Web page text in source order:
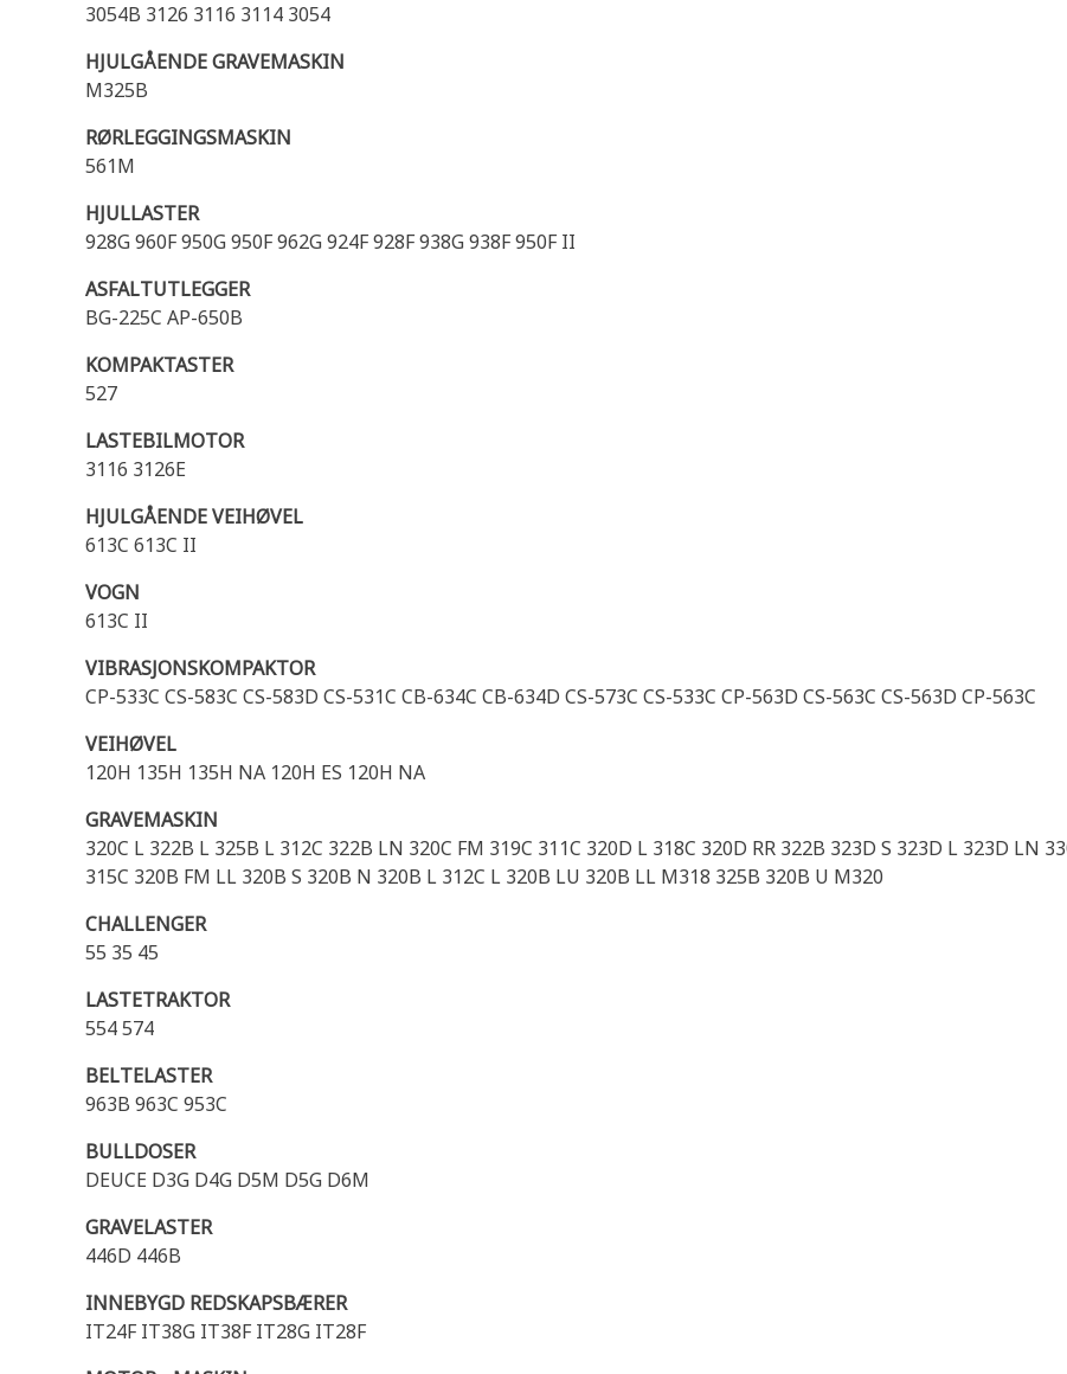
3054B 3126 3116 3114 3054
HJULGÅENDE GRAVEMASKIN
M325B
RØRLEGGINGSMASKIN
561M
HJULLASTER
928G 960F 950G 950F 962G 924F 928F 938G 938F 950F II
ASFALTUTLEGGER
BG-225C AP-650B
KOMPAKTASTER
527
LASTEBILMOTOR
3116 3126E
HJULGÅENDE VEIHØVEL
613C 613C II
VOGN
613C II
VIBRASJONSKOMPAKTOR
CP-533C CS-583C CS-583D CS-531C CB-634C CB-634D CS-573C CS-533C CP-563D CS-563C CS-563D CP-563C
VEIHØVEL
120H 135H 135H NA 120H ES 120H NA
GRAVEMASKIN
320C L 322B L 325B L 312C 322B LN 320C FM 319C 311C 320D L 318C 320D RR 322B 323D S 323D L 323D LN
315C 320B FM LL 320B S 320B N 320B L 312C L 320B LU 320B LL M318 325B 320B U M320
CHALLENGER
55 35 45
LASTETRAKTOR
554 574
BELTELASTER
963B 963C 953C
BULLDOSER
DEUCE D3G D4G D5M D5G D6M
GRAVELASTER
446D 446B
INNEBYGD REDSKAPSBÆRER
IT24F IT38G IT38F IT28G IT28F